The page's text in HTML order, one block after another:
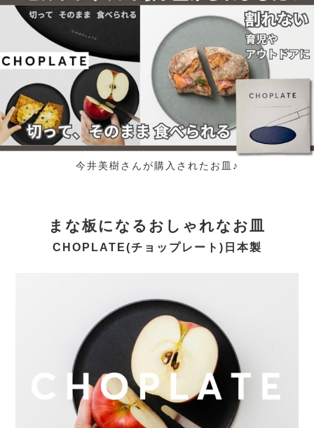
今井美樹さんが購入されたお皿♪
まな板になるおしゃれなお皿
CHOPLATE(チョップレート)日本製